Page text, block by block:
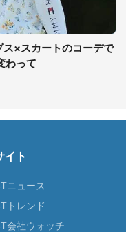
×スカートのコーデで
わって
イト
ニュース
トレンド
会社ウォッチ